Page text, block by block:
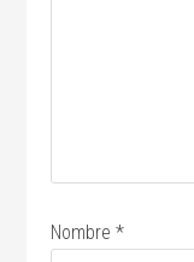
Nombre*